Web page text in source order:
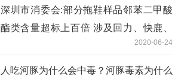
深圳市消委会:部分拖鞋样品邻苯二甲酸
酯类含量超标上百倍 涉及回力、快鹿、
2020-06-24
人吃河豚为什么会中毒？河豚毒素为什么